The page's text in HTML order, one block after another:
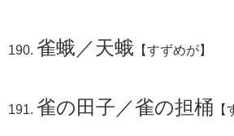
雀蛾／天蛾 【すずめが】
雀の田子／雀の担桶